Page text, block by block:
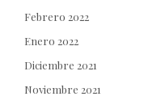
Febrero 2022
Enero 2022
Diciembre 2021
Noviembre 2021